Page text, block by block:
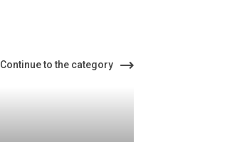
Continue to the category